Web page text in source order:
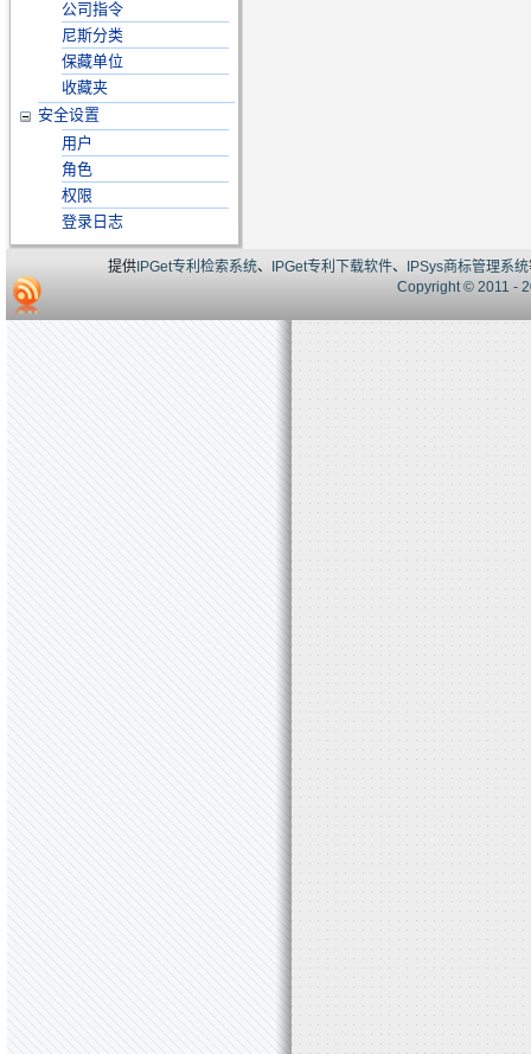
公司指令
尼斯分类
保藏单位
收藏夹
安全设置
用户
角色
权限
登录日志
提供IPGet专利检索系统、 IPGet专利下载软件、 IPSys商标管理系统
Copyright © 2011 -